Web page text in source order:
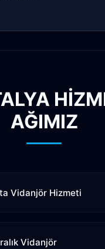
AĞIMIZ
Vidanjör Hizmeti
Vidanjör